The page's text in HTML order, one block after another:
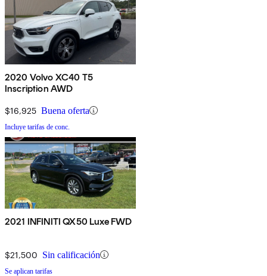
2020 Volvo XC40 T5
Inscription AWD
$16,925 Buena oferta
Incluye tarifas de conc.
2021 INFINITI QX50 Luxe FWD
$21,500 Sin calificación
Se aplican tarifas